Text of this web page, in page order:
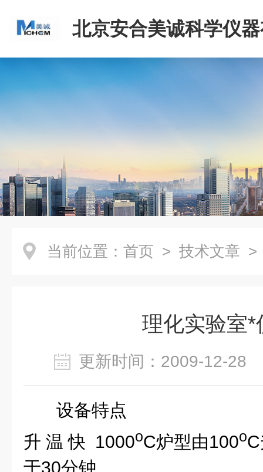
北京安合美诚科学仪
司
当前位置： 首页 > 技术文章 >
理化实验室*
更新时间：2009-12-
设备特点
升 温 快 1000oC炉型由100oC
于30分钟